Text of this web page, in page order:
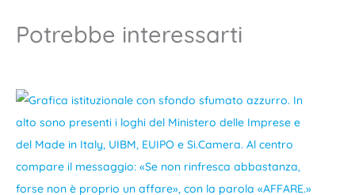
Potrebbe interessarti